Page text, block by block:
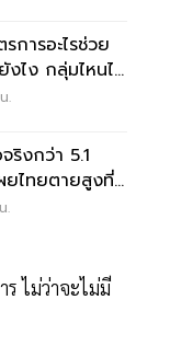
การอะไรช่วย
งไง กลุ่มไหนได้
.
ริงกว่า 5.1
ยไทยตายสูงที่
.
ไม่ว่าจะไม่มี